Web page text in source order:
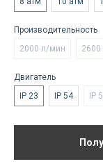
Производительность
2000 л/мин
Двигатель
IP 23
IP 54 IP